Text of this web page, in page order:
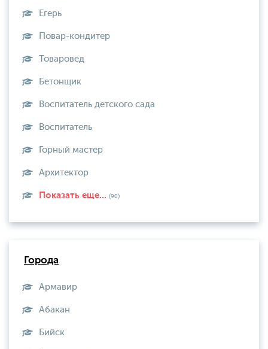
Егерь
Повар-кондитер
Товаровед
Бетонщик
Воспитатель детского сада
Воспитатель
Горный мастер
Архитектор
Показать еще... (90)
Города
Армавир
Абакан
Бийск